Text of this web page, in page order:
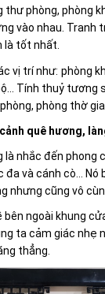
thư phòng, phòng
vào nhau. Tranh
là tốt nhất.
vị trí như: phòng
Tính thuỷ tương
phòng thờ gia
quê hương,
là nhắc đến phong
đa và cánh cò…
nhưng cũng vô
bên ngoài khung
ta cảm giác nhẹ
thẳng.